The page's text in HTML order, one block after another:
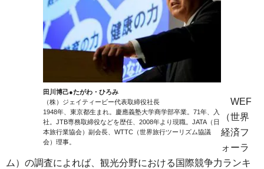
田川博己●たがわ・ひろみ
（株）ジェイティービー代表取締役社長
1948年、東京都生まれ。慶應義塾大学商学部卒業。71年、入
社。JTB専務取締役などを歴任、2008年より現職。JATA（日
本旅行業協会）副会長、WTTC（世界旅行ツーリズム協議
会）理事。
WEF
（世界
経済フ
ォーラ
ム）の調査によれば、観光分野における国際競争力ランキ